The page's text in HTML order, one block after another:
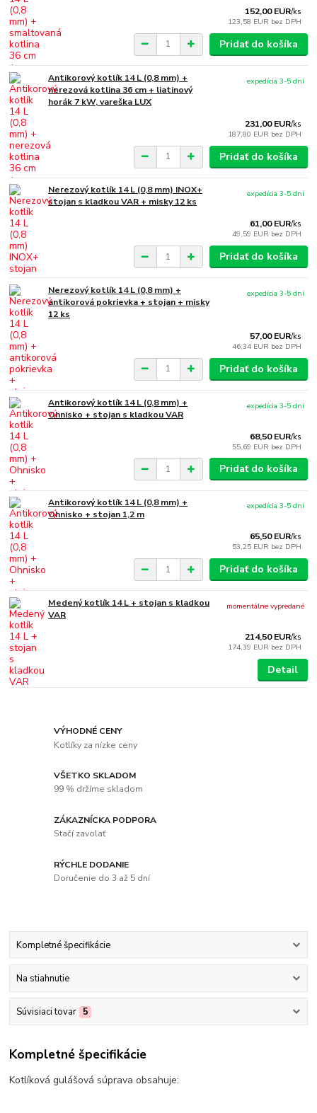
152,00 EUR/ks
123,58 EUR bez DPH
Pridať do košíka
Antikorový kotlík 14 L (0,8 mm) +
nerezová kotlina 36 cm + liatinový
horák 7 kW, vareška LUX
231,00 EUR/ks
187,80 EUR bez DPH
expedícia 3-5 dní
Pridať do košíka
Nerezový kotlík 14 L (0,8 mm) INOX+
stojan s kladkou VAR + misky 12 ks
61,00 EUR/ks
49,59 EUR bez DPH
expedícia 3-5 dní
Pridať do košíka
Nerezový kotlík 14 L (0,8 mm) +
antikorová pokrievka + stojan + misky
12 ks
57,00 EUR/ks
46,34 EUR bez DPH
expedícia 3-5 dní
Pridať do košíka
Antikorový kotlík 14 L (0,8 mm) +
Ohnisko + stojan s kladkou VAR
68,50 EUR/ks
55,69 EUR bez DPH
expedícia 3-5 dní
Pridať do košíka
Antikorový kotlík 14 L (0,8 mm) +
Ohnisko + stojan 1,2 m
65,50 EUR/ks
53,25 EUR bez DPH
expedícia 3-5 dní
Pridať do košíka
Medený kotlík 14 L + stojan s kladkou
VAR
214,50 EUR/ks
174,39 EUR bez DPH
momentálne vypredané
Detail
VÝHODNÉ CENY
Kotlíky za nízke ceny
VŠETKO SKLADOM
99 % držíme skladom
ZÁKAZNÍCKA PODPORA
Stačí zavolať
RÝCHLE DODANIE
Doručenie do 3 až 5 dní
Kompletné špecifikácie
Na stiahnutie
Súvisiaci tovar 5
Kompletné špecifikácie
Kotlíková gulášová súprava obsahuje: